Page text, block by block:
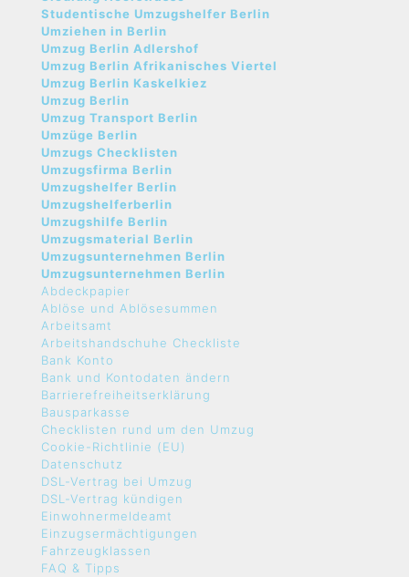
Studentische Umzugshelfer Berlin
Umziehen in Berlin
Umzug Berlin Adlershof
Umzug Berlin Afrikanisches Viertel
Umzug Berlin Kaskelkiez
Umzug Berlin
Umzug Transport Berlin
Umzüge Berlin
Umzugs Checklisten
Umzugsfirma Berlin
Umzugshelfer Berlin
Umzugshelferberlin
Umzugshilfe Berlin
Umzugsmaterial Berlin
Umzugsunternehmen Berlin
Umzugsunternehmen Berlin
Abdeckpapier
Ablöse und Ablösesummen
Arbeitsamt
Arbeitshandschuhe Checkliste
Bank Konto
Bank und Kontodaten ändern
Barrierefreiheitserklärung
Bausparkasse
Checklisten rund um den Umzug
Cookie-Richtlinie (EU)
Datenschutz
DSL-Vertrag bei Umzug
DSL-Vertrag kündigen
Einwohnermeldeamt
Einzugsermächtigungen
Fahrzeugklassen
FAQ & Tipps